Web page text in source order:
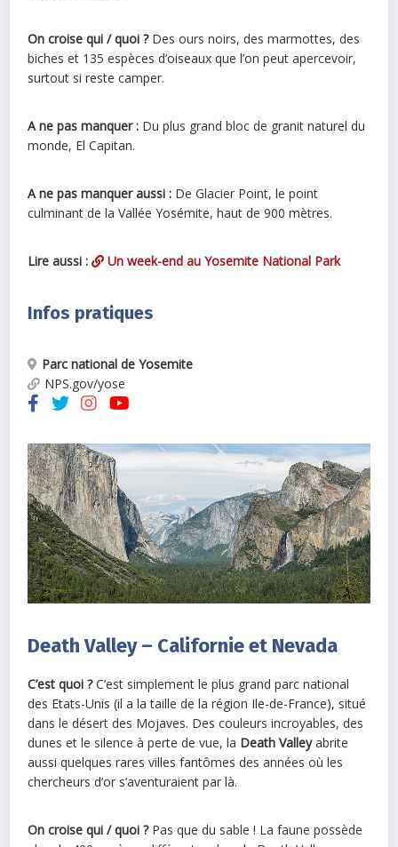
On croise qui / quoi ?Des ours noirs, des marmottes, des
biches et 135 espèces d’oiseaux que l’on peut apercevoir,
surtout si reste camper.
A ne pas manquer : Du plus grand bloc de granit naturel du
monde, El Capitan.
A ne pas manquer aussi : De Glacier Point, le point
culminant de la Vallée Yosémite, haut de 900 mètres.
Lire aussi : Un week-end au Yosemite National Park
Infos pratiques
Parc national de Yosemite
NPS.gov/yose
Death Valley – Californie et Nevada
C’est quoi ?C’est simplement le plus grand parc national
des Etats-Unis (il a la taille de la région Ile-de-France), situé
dans le désert des Mojaves. Des couleurs incroyables, des
dunes et le silence à perte de vue, la Death Valleyabrite
aussi quelques rares villes fantômes des années où les
chercheurs d’or s’aventuraient par là.
On croise qui / quoi ?Pas que du sable ! La faune possède